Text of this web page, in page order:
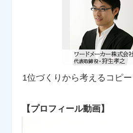
1位づくりから考えるコピ
【プロフィール動画】